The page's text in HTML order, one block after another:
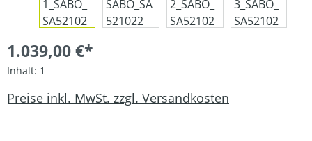
1.039,00 €*
Inhalt: 1
Preise inkl. MwSt. zzgl. Versandkosten